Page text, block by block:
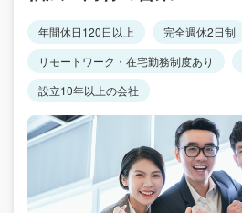
年間休日120日以上 完全週休2日制
リモートワーク・在宅勤務制度あり
設立10年以上の会社